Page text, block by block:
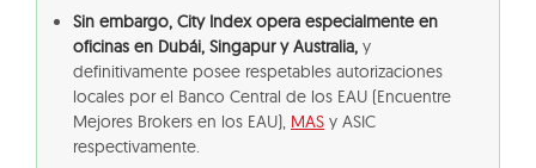
Sin embargo, City Index opera especialmente en
oficinas en Dubái, Singapur y Australia, y
definitivamente posee respetables autorizaciones
locales por el Banco Central de los EAU (Encuentre
Mejores Brokers en los EAU), MAS y ASIC
respectivamente.